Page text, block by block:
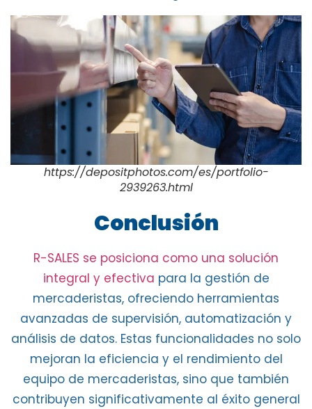
https://depositphotos.com/es/portfolio-
2939263.html
Conclusión
R-SALES se posiciona como una solución
integral y efectiva para la gestión de
mercaderistas, ofreciendo herramientas
avanzadas de supervisión, automatización y
análisis de datos. Estas funcionalidades no solo
mejoran la eficiencia y el rendimiento del
equipo de mercaderistas, sino que también
contribuyen significativamente al éxito general